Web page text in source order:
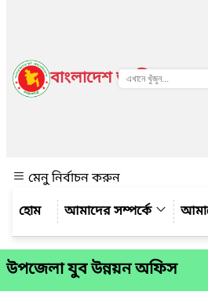
বাংলাদেশ জাতীয় তথ্য
মেনু নির্বাচন করুন
আমাদের সম্পর্কে
উপজেলা যুব উন্নয়ন অফিস